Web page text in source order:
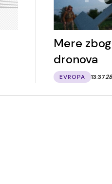
Mere
dronova
EVROPA 13:37